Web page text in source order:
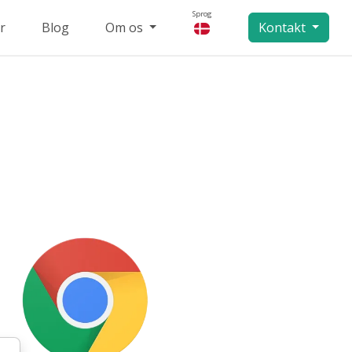
Blog Om os
Sprog
Kontakt